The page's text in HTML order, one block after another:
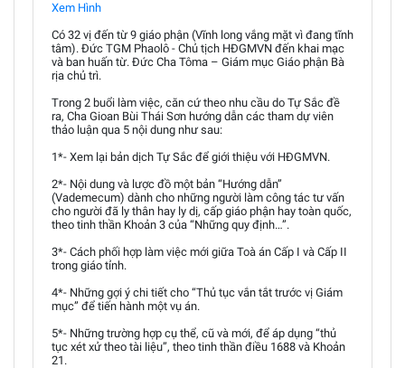
Xem Hình
Có 32 vị đến từ 9 giáo phận (Vĩnh long vắng mặt vì đang tĩnh
tâm). Đức TGM Phaolô - Chủ tịch HĐGMVN đến khai mạc
và ban huấn từ. Đức Cha Tôma – Giám mục Giáo phận Bà
rịa chủ trì.
Trong 2 buổi làm việc, căn cứ theo nhu cầu do Tự Sắc đề
ra, Cha Gioan Bùi Thái Sơn hướng dẫn các tham dự viên
thảo luận qua 5 nội dung như sau:
1*- Xem lại bản dịch Tự Sắc để giới thiệu với HĐGMVN.
2*- Nội dung và lược đồ một bản “Hướng dẫn”
(Vademecum) dành cho những người làm công tác tư vấn
cho người đã ly thân hay ly dị, cấp giáo phận hay toàn quốc,
theo tinh thần Khoản 3 của “Những quy định…”.
3*- Cách phối hợp làm việc mới giữa Toà án Cấp I và Cấp II
trong giáo tỉnh.
4*- Những gợi ý chi tiết cho “Thủ tục vắn tắt trước vị Giám
mục” để tiến hành một vụ án.
5*- Những trường hợp cụ thể, cũ và mới, để áp dụng “thủ
tục xét xử theo tài liệu”, theo tinh thần điều 1688 và Khoản
21.